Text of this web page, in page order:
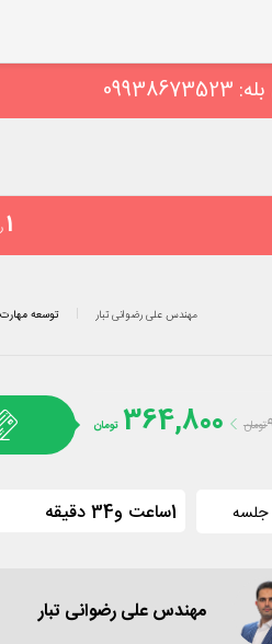
1
مهندس علی رضوانی تبار توسعه
تومان 364,800 تومان
جلسه 1ساعت و34 دقیقه
مهندس علی رضوانی تبار